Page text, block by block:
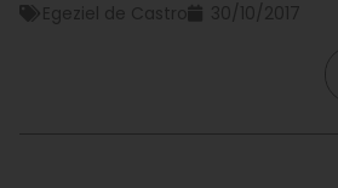
Egeziel de Castro 30/10/2017